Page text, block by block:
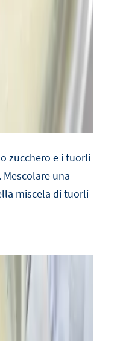
zucchero e i tuorli
una
miscela di tuorli